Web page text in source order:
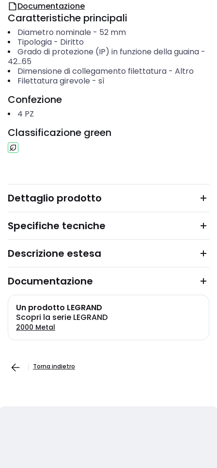
Documentazione
Caratteristiche principali
Diametro nominale - 52 mm
Tipologia- Diritto
Grado di protezione (IP) in funzione della guaina-
42...65
Dimensione di collegamento filettatura- Altro
Filettatura girevole - sì
Confezione
4 PZ
Classificazione green
Dettaglio prodotto
Specifiche tecniche
Descrizione estesa
Documentazione
Un prodotto LEGRAND
Scopri la serie LEGRAND
2000 Metal
Torna indietro